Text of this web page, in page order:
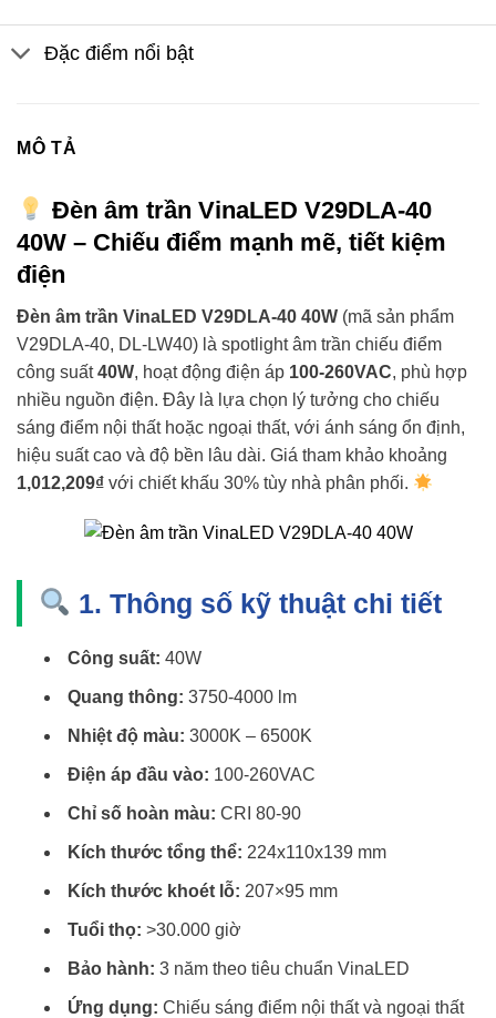
Đặc điểm nổi bật
MÔ TẢ
Đèn âm trần VinaLED V29DLA-40
40W – Chiếu điểm mạnh mẽ, tiết kiệm
điện
Đèn âm trần VinaLED V29DLA-40 40W (mã sản phẩm
V29DLA-40, DL-LW40) là spotlight âm trần chiếu điểm
công suất40W, hoạt động điện áp 100-260VAC, phù hợp
nhiều nguồn điện. Đây là lựa chọn lý tưởng cho chiếu
sáng điểm nội thất hoặc ngoại thất, với ánh sáng ổn định,
hiệu suất cao và độ bền lâu dài. Giá tham khảo khoảng
1,012,209₫ với chiết khấu 30% tùy nhà phân phối.
1. Thông số kỹ thuật chi tiết
Công suất: 40W
Quang thông: 3750-4000 lm
Nhiệt độ màu: 3000K – 6500K
Điện áp đầu vào: 100-260VAC
Chỉ số hoàn màu: CRI 80-90
Kích thước tổng thể: 224x110x139 mm
Kích thước khoét lỗ: 207×95 mm
Tuổi thọ: >30.000 giờ
Bảo hành: 3 năm theo tiêu chuẩn VinaLED
Ứng dụng: Chiếu sáng điểm nội thất và ngoại thất